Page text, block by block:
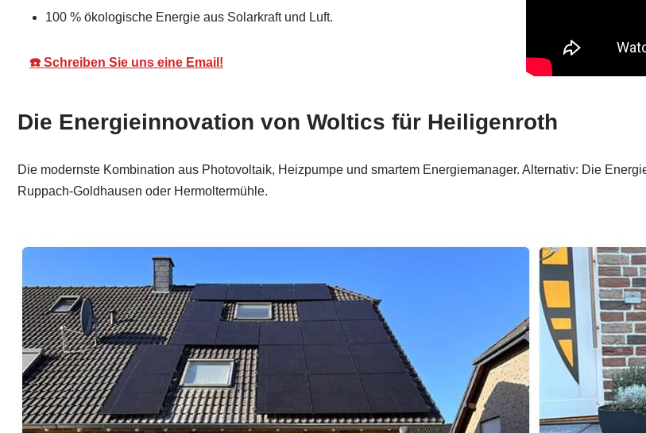
100 % ökologische Energie aus Solarkraft und Luft.
☎️ Schreiben Sie uns eine Email!
Die Energieinnovation von Woltics für Heiligenroth
Die modernste Kombination aus Photovoltaik, Heizpumpe und smartem Energiemanager. Alternativ: Die
Ruppach-Goldhausen oder Hermoltermühle.